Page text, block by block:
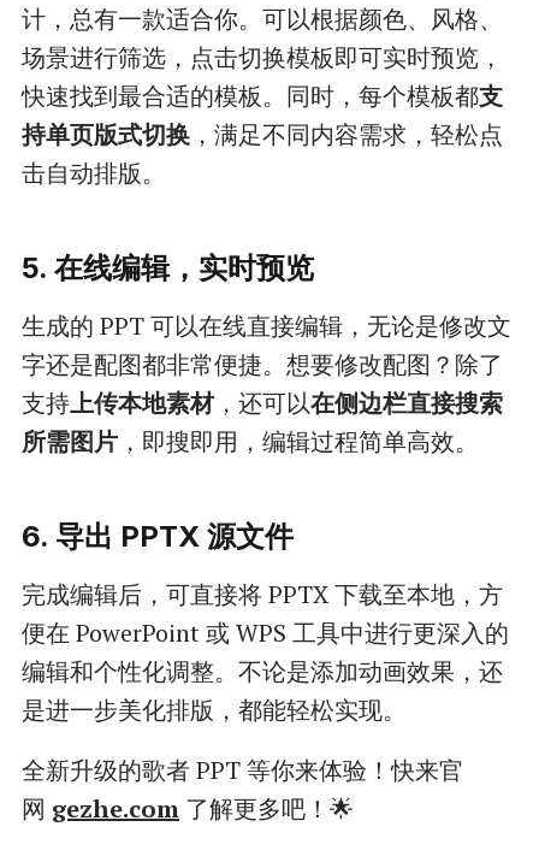
计，总有一款适合你。可以根据颜色、风格、
场景进行筛选，点击切换模板即可实时预览，
快速找到最合适的模板。同时，每个模板都支
持单页版式切换，满足不同内容需求，轻松点
击自动排版。
5. 在线编辑，实时预览
生成的 PPT 可以在线直接编辑，无论是修改文
字还是配图都非常便捷。想要修改配图？除了
支持上传本地素材，还可以在侧边栏直接搜索
所需图片，即搜即用，编辑过程简单高效。
6. 导出 PPTX 源文件
完成编辑后，可直接将 PPTX 下载至本地，方
便在 PowerPoint 或 WPS 工具中进行更深入的
编辑和个性化调整。不论是添加动画效果，还
是进一步美化排版，都能轻松实现。
全新升级的歌者 PPT 等你来体验！快来官
网 gezhe.com 了解更多吧！🌟